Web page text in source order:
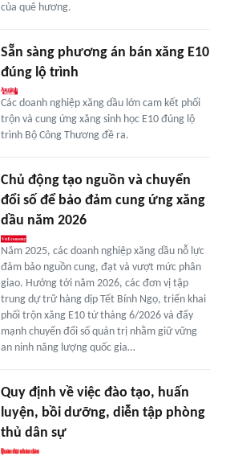
của quê hương.
Sẵn sàng phương án bán xăng E10
đúng lộ trình
Các doanh nghiệp xăng dầu lớn cam kết phối
trộn và cung ứng xăng sinh học E10 đúng lộ
trình Bộ Công Thương đề ra.
Chủ động tạo nguồn và chuyển
đổi số để bảo đảm cung ứng xăng
dầu năm 2026
Năm 2025, các doanh nghiệp xăng dầu nỗ lực
đảm bảo nguồn cung, đạt và vượt mức phân
giao. Hướng tới năm 2026, các đơn vị tập
trung dự trữ hàng dịp Tết Bính Ngọ, triển khai
phối trộn xăng E10 từ tháng 6/2026 và đẩy
mạnh chuyển đổi số quản trị nhằm giữ vững
an ninh năng lượng quốc gia…
Quy định về việc đào tạo, huấn
luyện, bồi dưỡng, diễn tập phòng
thủ dân sự